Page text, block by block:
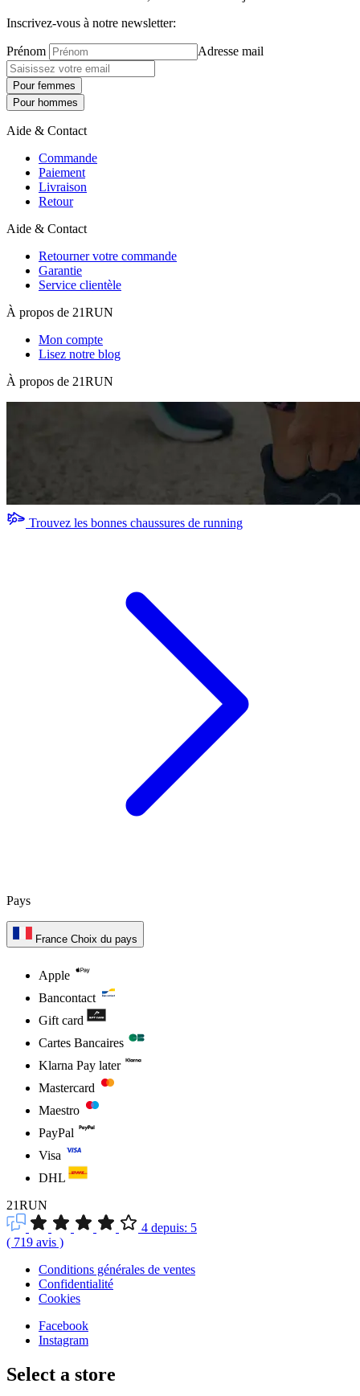
Inscrivez-vous à notre newsletter:
Prénom Adresse mail
Pour femmes
Pour hommes
Aide & Contact
Commande
Paiement
Livraison
Retour
Aide & Contact
Retourner votre commande
Garantie
Service clientèle
À propos de 21RUN
Mon compte
Lisez notre blog
À propos de 21RUN
Trouvez les bonnes chaussures de running
Pays
France Choix du pays
Apple
Bancontact
Gift card
Cartes Bancaires
Klarna Pay later
Mastercard
Maestro
PayPal
Visa
DHL
21RUN
4 depuis: 5
( 719 avis )
Conditions générales de ventes
Confidentialité
Cookies
Facebook
Instagram
Select a store